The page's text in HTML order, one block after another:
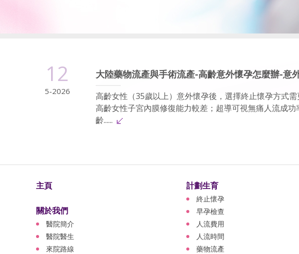
12
5-2026
大陸藥物流產與手術流產-高齡意外懷孕怎麼辦-意
高齡女性（35歲以上）意外懷孕後，選擇終止懷孕方式
高齡女性子宮內膜修復能力較差；超導可視無痛人流成
齡......
主頁
關於我們
醫院簡介
醫院醫生
來院路線
計劃生育
終止懷孕
早孕檢查
人流費用
人流時間
藥物流產